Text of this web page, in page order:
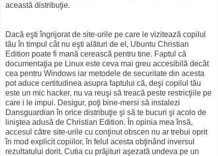
această distribuţie.
Dacă eşti îngrijorat de site-urile pe care le vizitează copilul
tău în timpul cât nu eşti alături de el, Ubuntu Christian
Edition poate fi mană cerească pentru tine. Faptul că
documentaţia pe Linux este ceva mai greu accesibilă decât
cea pentru Windows iar metodele de securitate din acesta
pot aduce certitudinea asupra faptului că, deşi copilul tău
este un mic hacker, nu va reuşi să treacă peste restricţiile pe
care i le impui. Desigur, poţi bine-mersi să instalezi
Dansguardian în orice distribuţie şi să te bucuri şi acolo de
liniştea adusă de Christian Edition. În opinia mea însă,
accesul către site-urile cu conţinut obscen nu ar trebui oprit
în mod explicit copiilor, în felul acesta obţinând inversul
rezultatului dorit. Cutia cu prăjituri aşezată undeva pe un